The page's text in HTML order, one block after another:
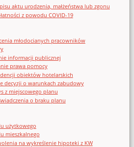
aktu urodzenia, małżeństwa lub zgonu
z powodu COVID-19
młodocianych pracowników
informacji publicznej
prawa pomocy
obiektów hotelarskich
decyzji o warunkach zabudowy
z miejscowego planu
o braku planu
użytkowego
mieszkalnego
na wykreślenie hipoteki z KW